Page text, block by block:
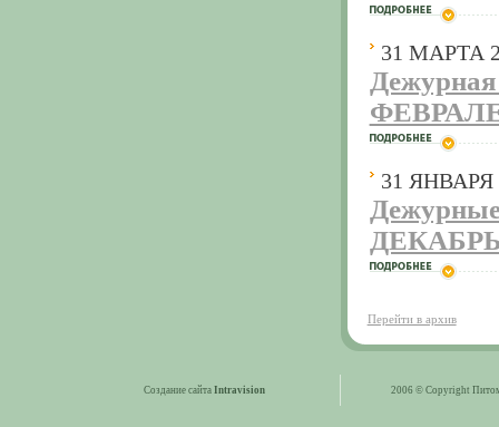
31 МАРТА
31 ЯНВАРЯ
Перейти в архив
Создание сайта Intravision 2006 © Copyright